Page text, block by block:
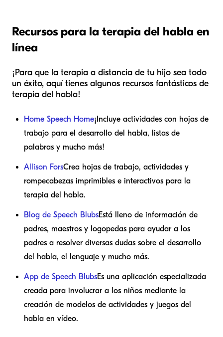
Recursos para la terapia del habla en
línea
¡Para que la terapia a distancia de tu hijo sea todo
un éxito, aquí tienes algunos recursos fantásticos de
terapia del habla!
Home Speech Home¡Incluye actividades con hojas de
trabajo para el desarrollo del habla, listas de
palabras y mucho más!
Allison ForsCrea hojas de trabajo, actividades y
rompecabezas imprimibles e interactivos para la
terapia del habla.
Blog de Speech BlubsEstá lleno de información de
padres, maestros y logopedas para ayudar a los
padres a resolver diversas dudas sobre el desarrollo
del habla, el lenguaje y mucho más.
App de Speech BlubsEs una aplicación especializada
creada para involucrar a los niños mediante la
creación de modelos de actividades y juegos del
habla en vídeo.